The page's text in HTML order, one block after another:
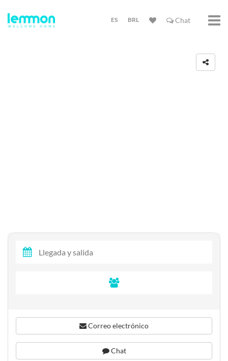
ES BRL Chat
Correo electrónico
Chat